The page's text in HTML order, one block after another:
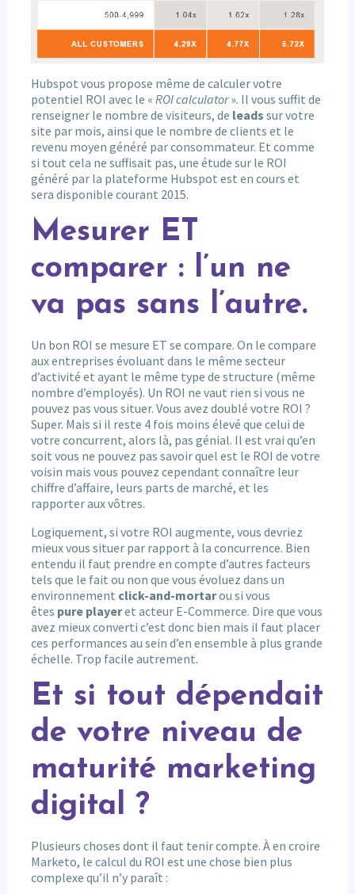
Hubspot vous propose même de calculer votre
potentiel ROI avec le « ROI calculator». Il vous suffit de
renseigner le nombre de visiteurs, de leads sur votre
site par mois, ainsi que le nombre de clients et le
revenu moyen généré par consommateur. Et comme
si tout cela ne suffisait pas, une étude sur le ROI
généré par la plateforme Hubspot est en cours et
sera disponible courant 2015.
Mesurer ET
comparer : l’un ne
va pas sans l’autre.
Un bon ROI se mesure ET se compare. On le compare
aux entreprises évoluant dans le même secteur
d’activité et ayant le même type de structure (même
nombre d’employés). Un ROI ne vaut rien si vous ne
pouvez pas vous situer. Vous avez doublé votre ROI ?
Super. Mais si il reste 4 fois moins élevé que celui de
votre concurrent, alors là, pas génial. Il est vrai qu’en
soit vous ne pouvez pas savoir quel est le ROI de votre
voisin mais vous pouvez cependant connaître leur
chiffre d’affaire, leurs parts de marché, et les
rapporter aux vôtres.
Logiquement, si votre ROI augmente, vous devriez
mieux vous situer par rapport à la concurrence. Bien
entendu il faut prendre en compte d’autres facteurs
tels que le fait ou non que vous évoluez dans un
environnement click-and-mortarou si vous
êtes pure playeret acteur E-Commerce. Dire que vous
avez mieux converti c’est donc bien mais il faut placer
ces performances au sein d’en ensemble à plus grande
échelle. Trop facile autrement.
Et si tout dépendait
de votre niveau de
maturité marketing
digital ?
Plusieurs choses dont il faut tenir compte. À en croire
Marketo, le calcul du ROI est une chose bien plus
complexe qu’il n’y paraît :